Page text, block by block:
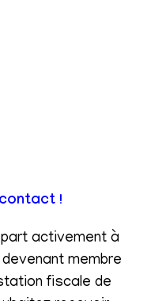
!
activement à
membre
fiscale de